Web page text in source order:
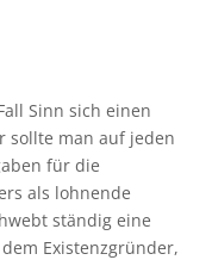
Sinn sich einen
sollte man auf jeden
für die
als lohnende
ständig eine
Existenzgründer,